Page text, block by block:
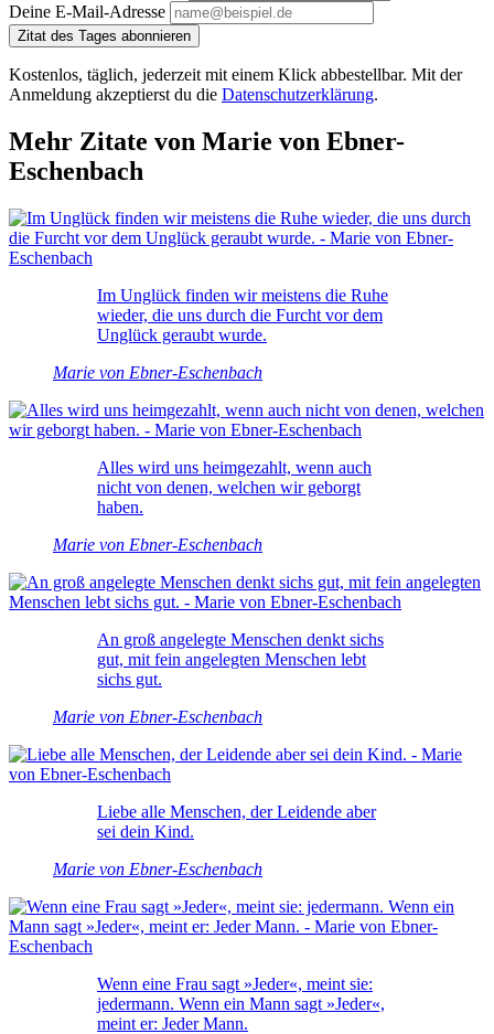
Deine E-Mail-Adresse
Zitat des Tages abonnieren
Kostenlos, täglich, jederzeit mit einem Klick abbestellbar. Mit der
Anmeldung akzeptierst du die Datenschutzerklärung.
Mehr Zitate von Marie von Ebner-
Eschenbach
Im Unglück finden wir meistens die Ruhe
wieder, die uns durch die Furcht vor dem
Unglück geraubt wurde.
Marie von Ebner-Eschenbach
Alles wird uns heimgezahlt, wenn auch
nicht von denen, welchen wir geborgt
haben.
Marie von Ebner-Eschenbach
An groß angelegte Menschen denkt sichs
gut, mit fein angelegten Menschen lebt
sichs gut.
Marie von Ebner-Eschenbach
Liebe alle Menschen, der Leidende aber
sei dein Kind.
Marie von Ebner-Eschenbach
Wenn eine Frau sagt »Jeder«, meint sie:
jedermann. Wenn ein Mann sagt »Jeder«,
meint er: Jeder Mann.